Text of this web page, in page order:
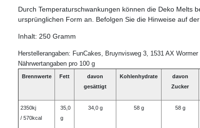
Durch Temperaturschwankungen können die Deko Melts
ursprünglichen Form an. Befolgen Sie die Hinweise auf
Inhalt: 250 Gramm
Herstellerangaben: FunCakes, Bruynvisweg 3, 1531 AX Wormer
Nährwertangaben pro 100 g
Brennwerte Fett
davon
gesättigt
Kohlenhydrate
davon
Zucker
2350kj
/ 570kcal
35,0
g
34,0 g 58 g 58 g